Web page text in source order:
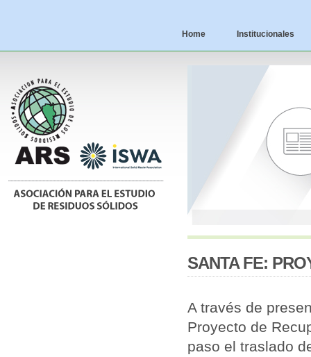
Home Institucionales
SANTA FE:
A través de
Proyecto de
paso el traslado